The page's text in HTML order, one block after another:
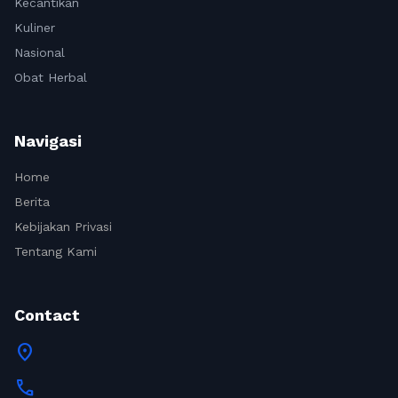
Kuliner
Nasional
Obat Herbal
Navigasi
Home
Berita
Kebijakan Privasi
Tentang Kami
Contact
location_on
call